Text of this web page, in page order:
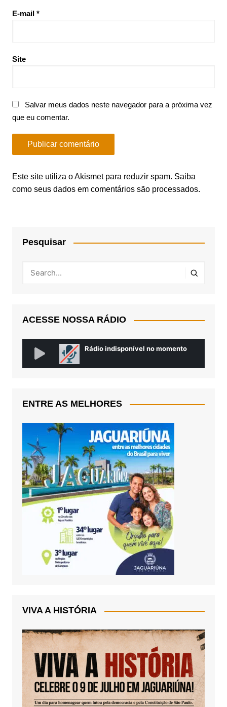
E-mail *
Site
Salvar meus dados neste navegador para a próxima vez
que eu comentar.
Este site utiliza o Akismet para reduzir spam. Saiba
como seus dados em comentários são processados.
Pesquisar
ACESSE NOSSA RÁDIO
ENTRE AS MELHORES
VIVA A HISTÓRIA